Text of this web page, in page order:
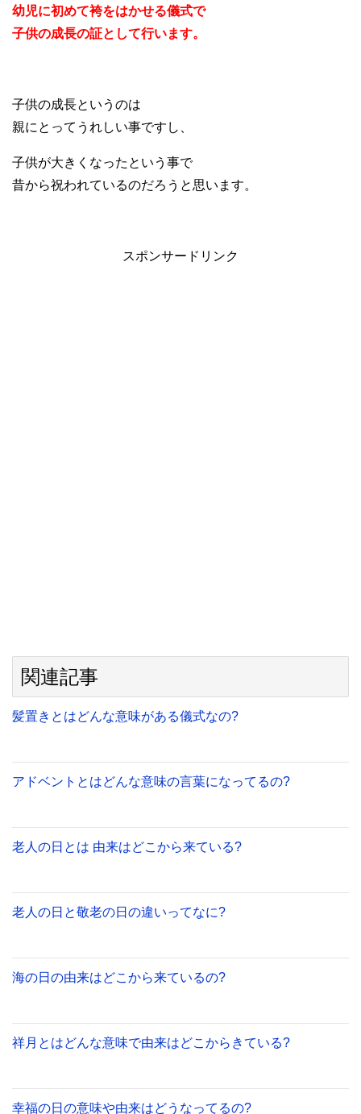
幼児に初めて袴をはかせる儀式で
子供の成長の証として行います。
子供の成長というのは
親にとってうれしい事ですし、
子供が大きくなったという事で
昔から祝われているのだろうと思います。
スポンサードリンク
関連記事
髪置きとはどんな意味がある儀式なの?
アドベントとはどんな意味の言葉になってるの?
老人の日とは 由来はどこから来ている?
老人の日と敬老の日の違いってなに?
海の日の由来はどこから来ているの?
祥月とはどんな意味で由来はどこからきている?
幸福の日の意味や由来はどうなってるの?